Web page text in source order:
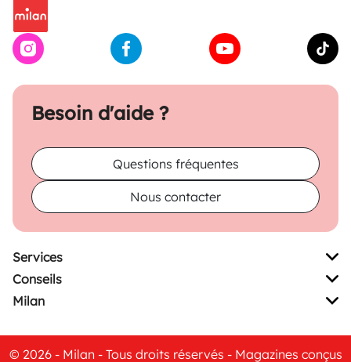
Besoin d'aide ?
Questions fréquentes
Nous contacter
Services
Conseils
Milan
© 2026 - Milan - Tous droits réservés - Magazines conçus